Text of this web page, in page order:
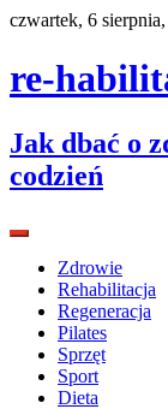
Skip
content
czwartek, 6
re-
Jak dbać o
codzień
Zdrowie
Rehabilitacja
Regeneracja
Pilates
Sprzęt
Sport
Dieta